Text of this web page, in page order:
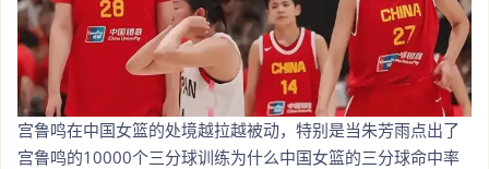
宫鲁鸣在中国女篮的处境越拉越被动，特别是当朱芳雨点出了
宫鲁鸣的10000个三分球训练为什么中国女篮的三分球命中率